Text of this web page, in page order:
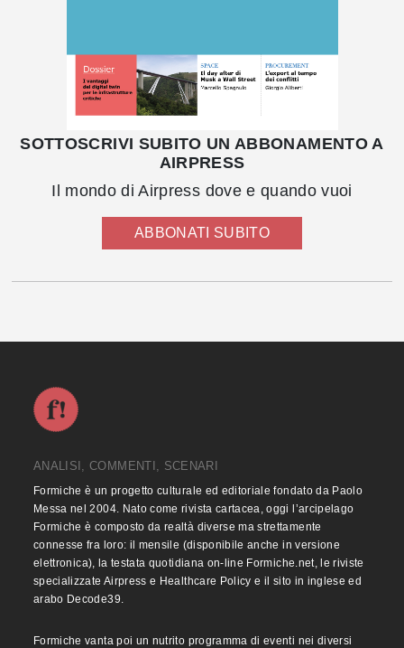
SOTTOSCRIVI SUBITO UN ABBONAMENTO A
AIRPRESS
Il mondo di Airpress dove e quando vuoi
ABBONATI SUBITO
ANALISI, COMMENTI, SCENARI
Formiche è un progetto culturale ed editoriale fondato da Paolo
Messa nel 2004. Nato come rivista cartacea, oggi l’arcipelago
Formiche è composto da realtà diverse ma strettamente
connesse fra loro: il mensile (disponibile anche in versione
elettronica), la testata quotidiana on-line Formiche.net, le riviste
specializzate Airpress e Healthcare Policy e il sito in inglese ed
arabo Decode39.
Formiche vanta poi un nutrito programma di eventi nei diversi